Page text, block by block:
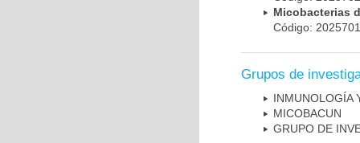
Micobacterias
Código:
Grupos de
INMUNOLOGÍA
MICOBAC­UN
GRUPO DE